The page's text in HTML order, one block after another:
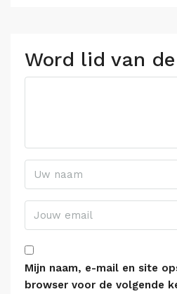
Word lid van
Mijn naam, e-mail en site
browser voor de volgende